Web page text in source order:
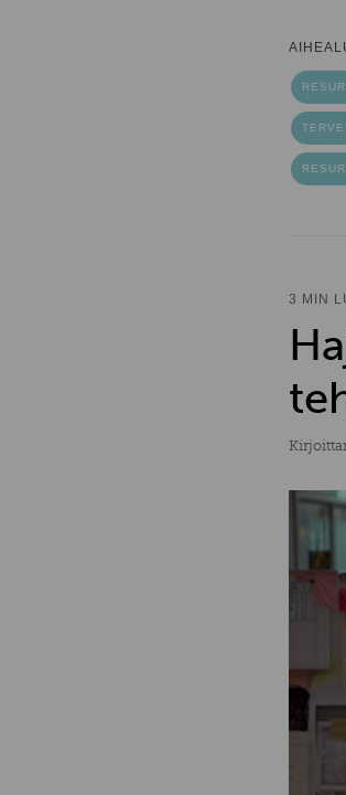
3 MIN